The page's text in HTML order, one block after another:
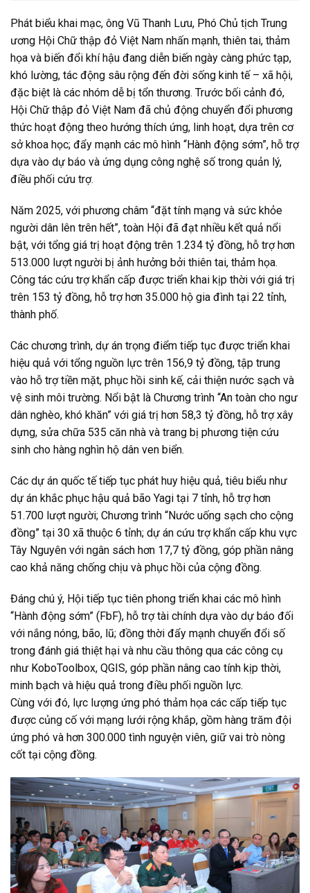
Phát biểu khai mạc, ông Vũ Thanh Lưu, Phó Chủ tịch Trung
ương Hội Chữ thập đỏ Việt Nam nhấn mạnh, thiên tai, thảm
họa và biến đổi khí hậu đang diễn biến ngày càng phức tạp,
khó lường, tác động sâu rộng đến đời sống kinh tế – xã hội,
đặc biệt là các nhóm dễ bị tổn thương. Trước bối cảnh đó,
Hội Chữ thập đỏ Việt Nam đã chủ động chuyển đổi phương
thức hoạt động theo hướng thích ứng, linh hoạt, dựa trên cơ
sở khoa học; đẩy mạnh các mô hình “Hành động sớm”, hỗ trợ
dựa vào dự báo và ứng dụng công nghệ số trong quản lý,
điều phối cứu trợ.
Năm 2025, với phương châm “đặt tính mạng và sức khỏe
người dân lên trên hết”, toàn Hội đã đạt nhiều kết quả nổi
bật, với tổng giá trị hoạt động trên 1.234 tỷ đồng, hỗ trợ hơn
513.000 lượt người bị ảnh hưởng bởi thiên tai, thảm họa.
Công tác cứu trợ khẩn cấp được triển khai kịp thời với giá trị
trên 153 tỷ đồng, hỗ trợ hơn 35.000 hộ gia đình tại 22 tỉnh,
thành phố.
Các chương trình, dự án trọng điểm tiếp tục được triển khai
hiệu quả với tổng nguồn lực trên 156,9 tỷ đồng, tập trung
vào hỗ trợ tiền mặt, phục hồi sinh kế, cải thiện nước sạch và
vệ sinh môi trường. Nổi bật là Chương trình “An toàn cho ngư
dân nghèo, khó khăn” với giá trị hơn 58,3 tỷ đồng, hỗ trợ xây
dựng, sửa chữa 535 căn nhà và trang bị phương tiện cứu
sinh cho hàng nghìn hộ dân ven biển.
Các dự án quốc tế tiếp tục phát huy hiệu quả, tiêu biểu như
dự án khắc phục hậu quả bão Yagi tại 7 tỉnh, hỗ trợ hơn
51.700 lượt người; Chương trình “Nước uống sạch cho cộng
đồng” tại 30 xã thuộc 6 tỉnh; dự án cứu trợ khẩn cấp khu vực
Tây Nguyên với ngân sách hơn 17,7 tỷ đồng, góp phần nâng
cao khả năng chống chịu và phục hồi của cộng đồng.
Đáng chú ý, Hội tiếp tục tiên phong triển khai các mô hình
“Hành động sớm” (FbF), hỗ trợ tài chính dựa vào dự báo đối
với nắng nóng, bão, lũ; đồng thời đẩy mạnh chuyển đổi số
trong đánh giá thiệt hại và nhu cầu thông qua các công cụ
như KoboToolbox, QGIS, góp phần nâng cao tính kịp thời,
minh bạch và hiệu quả trong điều phối nguồn lực.
Cùng với đó, lực lượng ứng phó thảm họa các cấp tiếp tục
được củng cố với mạng lưới rộng khắp, gồm hàng trăm đội
ứng phó và hơn 300.000 tình nguyện viên, giữ vai trò nòng
cốt tại cộng đồng.